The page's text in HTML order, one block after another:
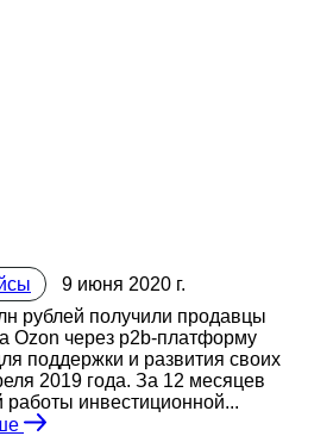
9 июня 2020 г.
рублей получили продавцы
Ozon через p2b-платформу
поддержки и развития своих
2019 года. За 12 месяцев
работы инвестиционной...